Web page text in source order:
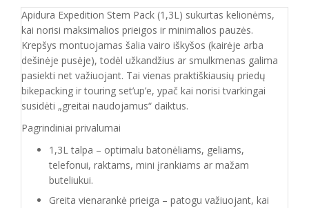
Apidura Expedition Stem Pack (1,3L) sukurtas kelionėms,
kai norisi maksimalios prieigos ir minimalios pauzės.
Krepšys montuojamas šalia vairo iškyšos (kairėje arba
dešinėje pusėje), todėl užkandžius ar smulkmenas galima
pasiekti net važiuojant. Tai vienas praktiškiausių priedų
bikepacking ir touring set’up’e, ypač kai norisi tvarkingai
susidėti „greitai naudojamus“ daiktus.
Pagrindiniai privalumai
1,3L talpa – optimalu batonėliams, geliams,
telefonui, raktams, mini įrankiams ar mažam
buteliukui.
Greita vienarankė prieiga – patogu važiuojant, kai